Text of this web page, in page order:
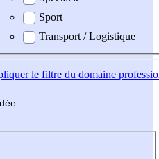
Sport
Transport / Logistique
le filtre du domaine